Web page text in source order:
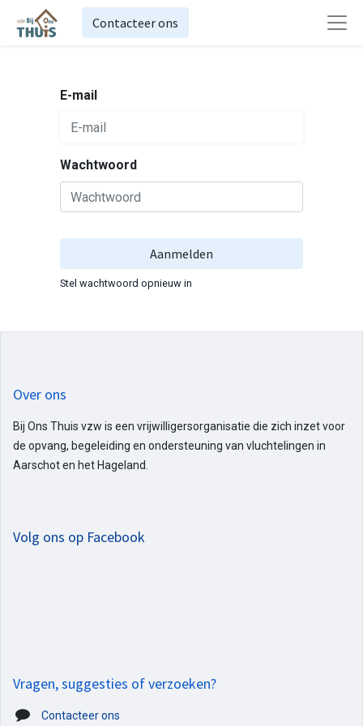
Contacteer ons
E-mail
Wachtwoord
Aanmelden
Stel wachtwoord opnieuw in
Over ons
Bij Ons Thuis vzw is een vrijwilligersorganisatie die zich inzet voor
de opvang, begeleiding en ondersteuning van vluchtelingen in
Aarschot en het Hageland.
Volg ons op Facebook
Vragen, suggesties of verzoeken?
Contacteer ons